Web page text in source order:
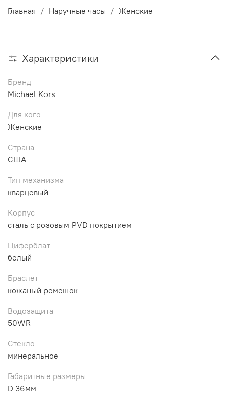
Главная Наручные часы Женские
Характеристики
Бренд
Michael Kors
Для кого
Женские
Страна
США
Тип механизма
кварцевый
Корпус
сталь с розовым PVD покрытием
Циферблат
белый
Браслет
кожаный ремешок
Водозащита
50WR
Стекло
минеральное
Габаритные размеры
D 36мм